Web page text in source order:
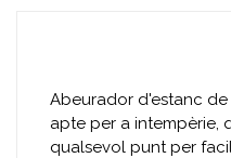
Abeurador d'estanc
apte per a intempèrie,
qualsevol punt per